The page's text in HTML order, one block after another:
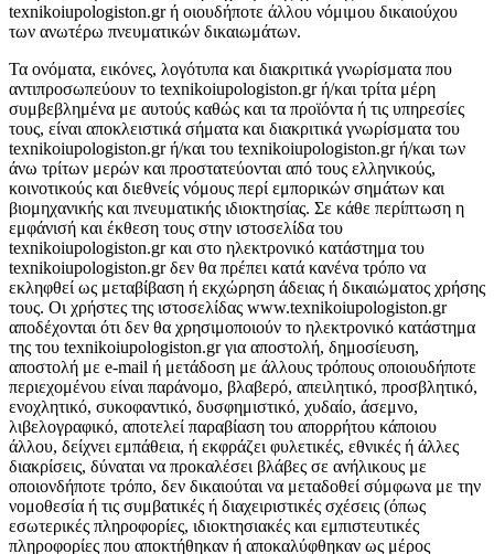
texnikoiupologiston.gr ή οιουδήποτε άλλου νόμιμου δικαιούχου
των ανωτέρω πνευματικών δικαιωμάτων.
Τα ονόματα, εικόνες, λογότυπα και διακριτικά γνωρίσματα που
αντιπροσωπεύουν το texnikoiupologiston.gr ή/και τρίτα μέρη
συμβεβλημένα με αυτούς καθώς και τα προϊόντα ή τις υπηρεσίες
τους, είναι αποκλειστικά σήματα και διακριτικά γνωρίσματα του
texnikoiupologiston.gr ή/και του texnikoiupologiston.gr ή/και των
άνω τρίτων μερών και προστατεύονται από τους ελληνικούς,
κοινοτικούς και διεθνείς νόμους περί εμπορικών σημάτων και
βιομηχανικής και πνευματικής ιδιοκτησίας. Σε κάθε περίπτωση η
εμφάνισή και έκθεση τους στην ιστοσελίδα του
texnikoiupologiston.gr και στο ηλεκτρονικό κατάστημα του
texnikoiupologiston.gr δεν θα πρέπει κατά κανένα τρόπο να
εκληφθεί ως μεταβίβαση ή εκχώρηση άδειας ή δικαιώματος χρήσης
τους. Οι χρήστες της ιστοσελίδας www.texnikoiupologiston.gr
αποδέχονται ότι δεν θα χρησιμοποιούν τo ηλεκτρονικό κατάστημα
της του texnikoiupologiston.gr για αποστολή, δημοσίευση,
αποστολή με e-mail ή μετάδοση με άλλους τρόπους οποιουδήποτε
περιεχομένου είναι παράνομο, βλαβερό, απειλητικό, προσβλητικό,
ενοχλητικό, συκοφαντικό, δυσφημιστικό, χυδαίο, άσεμνο,
λιβελογραφικό, αποτελεί παραβίαση του απορρήτου κάποιου
άλλου, δείχνει εμπάθεια, ή εκφράζει φυλετικές, εθνικές ή άλλες
διακρίσεις, δύναται να προκαλέσει βλάβες σε ανήλικους με
οποιονδήποτε τρόπο, δεν δικαιούται να μεταδοθεί σύμφωνα με την
νομοθεσία ή τις συμβατικές ή διαχειριστικές σχέσεις (όπως
εσωτερικές πληροφορίες, ιδιοκτησιακές και εμπιστευτικές
πληροφορίες που αποκτήθηκαν ή αποκαλύφθηκαν ως μέρος